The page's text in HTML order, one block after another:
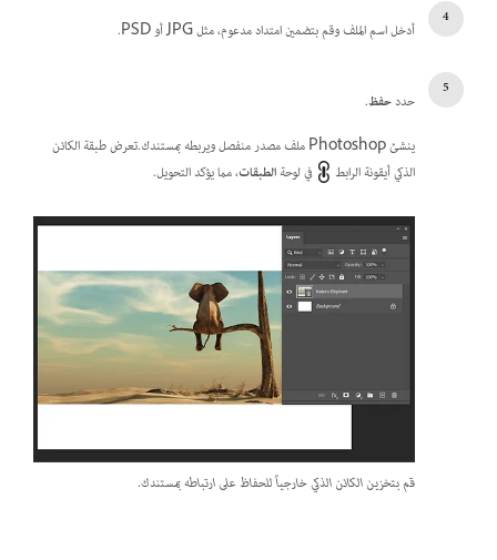
أدخل اسم الملف وقم بتضمين امتداد مدعوم، مثل JPG أو PSD.
حددحفظ.
ينشئ Photoshop ملف مصدر منفصل ويربطه بمستندك.تعرض طبقة الكائن
الذكي أيقونة الرابط
في لوحةالطبقات، مما يؤكد التحويل.
قم بتخزين الكائن الذكي خارجياً للحفاظ على ارتباطه بمستندك.